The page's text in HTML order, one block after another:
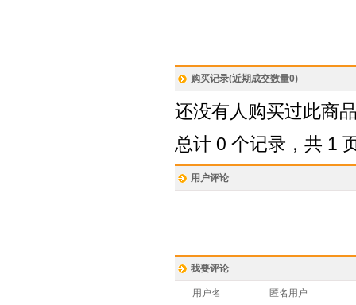
购买记录(近期成交数量0)
还没有人购买过此商
总计 0 个记录，共 1
用户评论
我要评论
用户名 匿名用户